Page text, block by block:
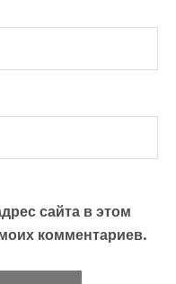
сайта в этом
комментариев.